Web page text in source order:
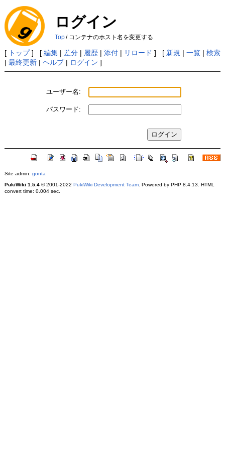
ログイン
Top/ コンテナのホスト名を変更する
[ トップ] [ 編集| 差分| 履歴| 添付| リロード ] [ 新規 | 一覧| 検索
| 最終更新| ヘルプ| ログイン ]
ユーザー名:
パスワード:
Site admin: gonta
PukiWiki 1.5.4© 2001-2022 PukiWiki Development Team. Powered by PHP 8.4.13. HTML
convert time: 0.004 sec.